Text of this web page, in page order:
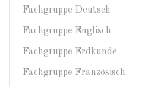
Fachgruppe Deutsch
Fachgruppe Englisch
Fachgruppe Erdkunde
Fachgruppe Französisch